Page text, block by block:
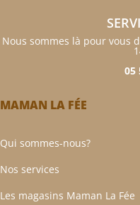
Nous sommes là pour vous
05
MAMAN LA FÉE
Qui sommes-nous?
Nos services
Les magasins Maman La Fée